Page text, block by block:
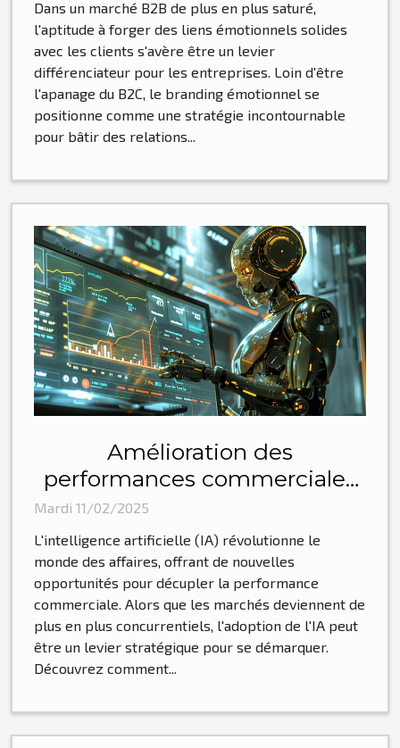
clients
Dans un marché B2B de plus en plus saturé,
l'aptitude à forger des liens émotionnels solides
avec les clients s'avère être un levier
différenciateur pour les entreprises. Loin d'être
l'apanage du B2C, le branding émotionnel se
positionne comme une stratégie incontournable
pour bâtir des relations...
Amélioration des
performances commerciales
grâce à l'IA
Mardi 11/02/2025
L'intelligence artificielle (IA) révolutionne le
monde des affaires, offrant de nouvelles
opportunités pour décupler la performance
commerciale. Alors que les marchés deviennent de
plus en plus concurrentiels, l'adoption de l'IA peut
être un levier stratégique pour se démarquer.
Découvrez comment...